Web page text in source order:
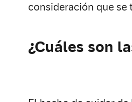
consideración que
¿Cuáles son